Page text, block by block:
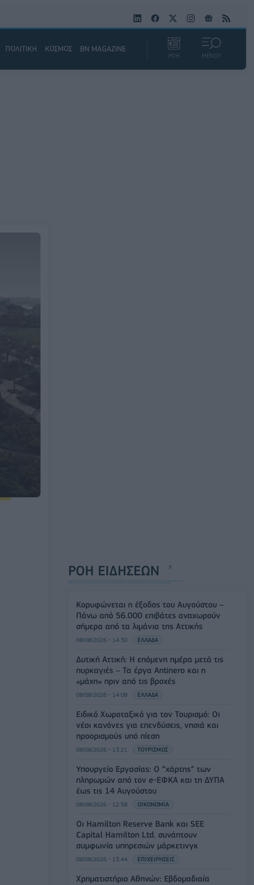
ΠΟΛΙΤΙΚΗ ΚΟΣΜΟΣ BN MAGAZINE
ΡΟΗ ΜΕΝΟΥ
ΡΟΗ ΕΙΔΗΣΕΩΝ
Κορυφώνεται η έξοδος του Αυγούστου –
Πάνω από 56.000 επιβάτες αναχωρούν
σήμερα από τα λιμάνια της Αττικής
08/08/2026 - 14:30 ΕΛΛΑΔΑ
Δυτική Αττική: Η επόμενη ημέρα μετά τις
πυρκαγιές – Τα έργα Antinero και η
«μάχη» πριν από τις βροχές
08/08/2026 - 14:08 ΕΛΛΑΔΑ
Ειδικό Χωροταξικό για τον Τουρισμό: Οι
νέοι κανόνες για επενδύσεις, νησιά και
προορισμούς υπό πίεση
08/08/2026 - 13:21 ΤΟΥΡΙΣΜΟΣ
Υπουργείο Εργασίας: Ο “χάρτης” των
πληρωμών από τον e-ΕΦΚΑ και τη ΔΥΠΑ
έως τις 14 Αυγούστου
08/08/2026 - 12:58 ΟΙΚΟΝΟΜΙΑ
Οι Hamilton Reserve Bank και SEE
Capital Hamilton Ltd. συνάπτουν
συμφωνία υπηρεσιών μάρκετινγκ
08/08/2026 - 13:44 ΕΠΙΧΕΙΡΗΣΕΙΣ
Χρηματιστήριο Αθηνών: Εβδομαδιαία